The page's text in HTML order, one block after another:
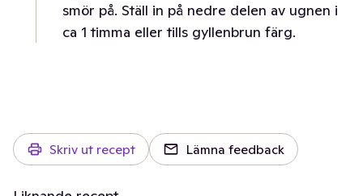
smör på. Ställ in på nedre delen av ugnen i
ca 1 timma eller tills gyllenbrun färg.
Skriv ut recept Lämna feedback